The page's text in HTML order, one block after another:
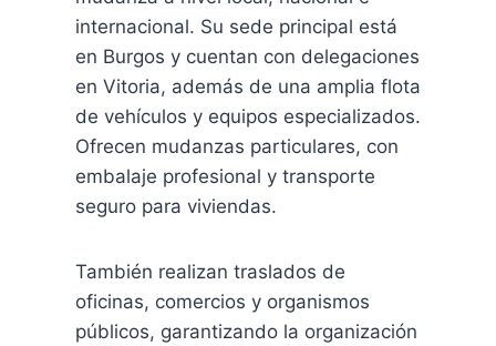
internacional. Su sede principal está
en Burgos y cuentan con delegaciones
en Vitoria, además de una amplia flota
de vehículos y equipos especializados.
Ofrecen mudanzas particulares, con
embalaje profesional y transporte
seguro para viviendas.
También realizan traslados de
oficinas, comercios y organismos
públicos, garantizando la organización